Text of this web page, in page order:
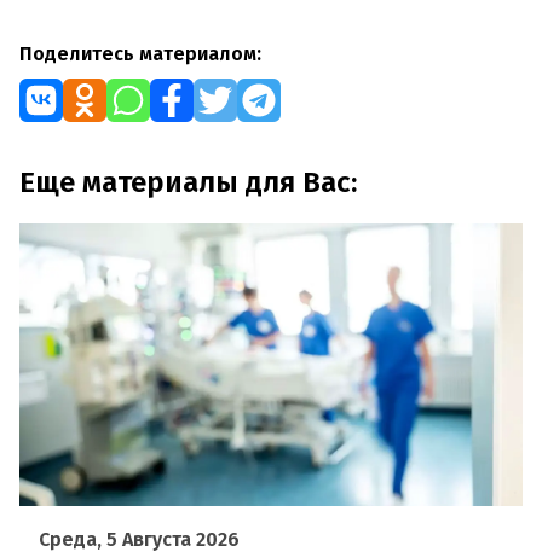
Поделитесь материалом:
Еще материалы для Вас:
Среда, 5 Августа 2026